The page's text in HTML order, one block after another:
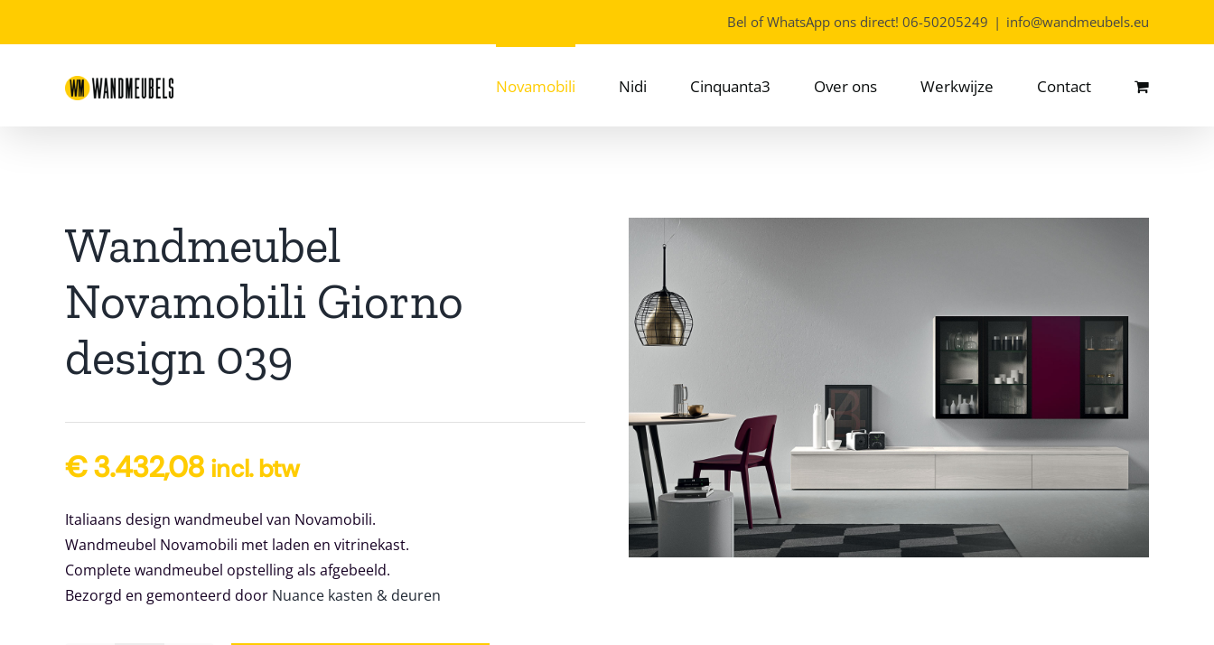
Bel of WhatsApp ons direct! 06-50205249 | info@wandmeubels.eu
Novamobili Nidi Cinquanta3 Over ons Werkwijze Contact
Wandmeubel
Novamobili Giorno
design 039
€3.432,08 incl. btw
Italiaans design wandmeubel van Novamobili.
Wandmeubel Novamobili met laden en vitrinekast.
Complete wandmeubel opstelling als afgebeeld.
Bezorgd en gemonteerd door Nuance kasten & deuren